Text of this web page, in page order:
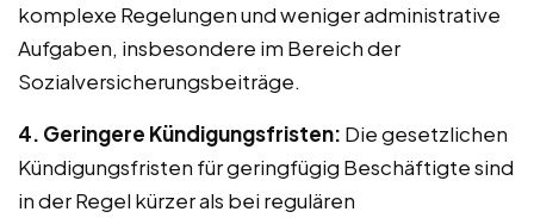
komplexe Regelungen und weniger administrative
Aufgaben, insbesondere im Bereich der
Sozialversicherungsbeiträge.
4. Geringere Kündigungsfristen: Die gesetzlichen
Kündigungsfristen für geringfügig Beschäftigte sind
in der Regel kürzer als bei regulären